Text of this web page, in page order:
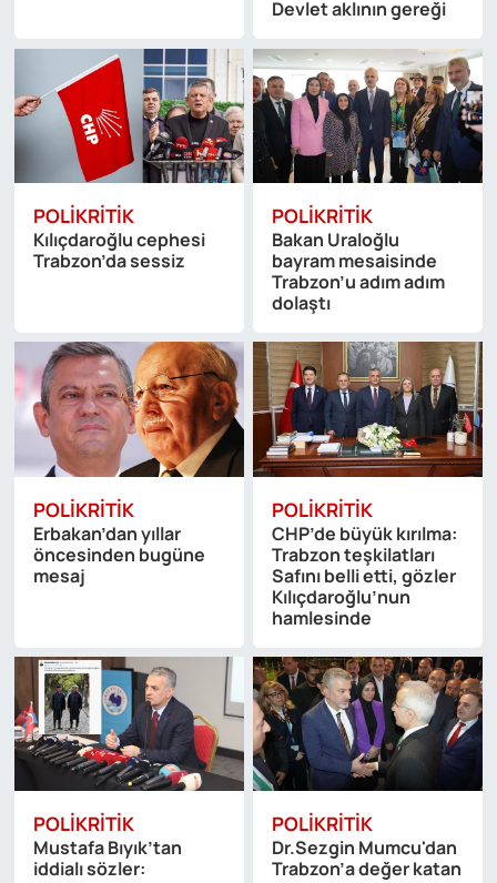
Devlet aklının gereği
POLIKRITIK
Kılıçdaroğlu cephesi
Trabzon’da sessiz
POLIKRITIK
Bakan Uraloğlu
bayram mesaisinde
Trabzon’u adım adım
dolaştı
POLIKRITIK
Erbakan’dan yıllar
öncesinden bugüne
mesaj
POLIKRITIK
CHP’de büyük kırılma:
Trabzon teşkilatları
Safını belli etti, gözler
Kılıçdaroğlu’nun
hamlesinde
POLIKRITIK
Mustafa Bıyık’tan
iddialı sözler:
POLIKRITIK
Dr.Sezgin Mumcu'dan
Trabzon’a değer katan